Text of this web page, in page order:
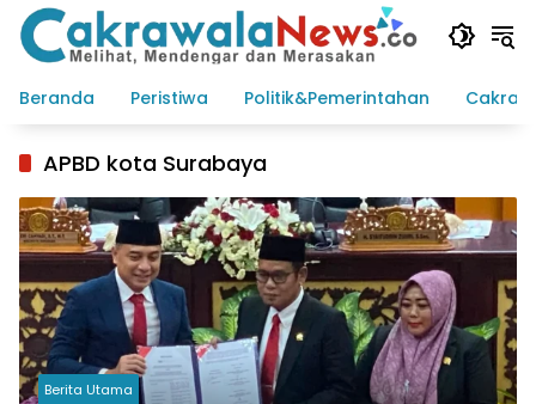
Langsung
konten
Beranda
Peristiwa Politik&Pemerintahan
APBD kota Surabaya
Berita Utama